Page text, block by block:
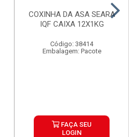
COXINHA DA ASA SEARA
IQF CAIXA 12X1KG
Código: 38414
Embalagem: Pacote
FAÇA SEU
LOGIN